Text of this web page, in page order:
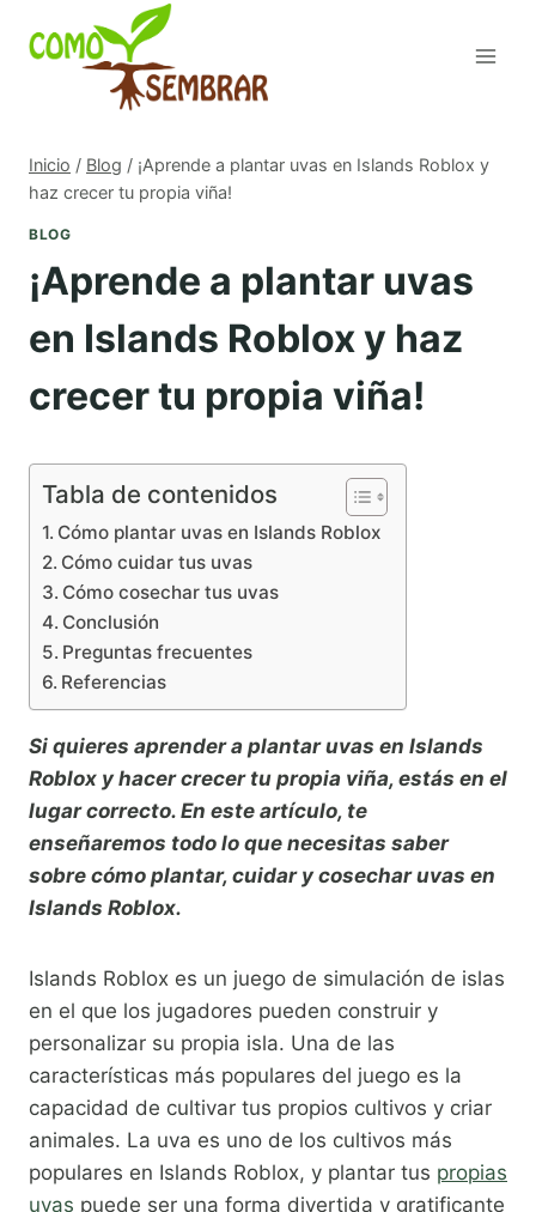
Inicio / Blog / ¡Aprende a plantar uvas en Islands Roblox y
haz crecer tu propia viña!
BLOG
¡Aprende a plantar uvas
en Islands Roblox y haz
crecer tu propia viña!
Tabla de contenidos
Cómo plantar uvas en Islands Roblox
Cómo cuidar tus uvas
Cómo cosechar tus uvas
Conclusión
Preguntas frecuentes
Referencias
Si quieres aprender a plantar uvas en Islands
Roblox y hacer crecer tu propia viña, estás en el
lugar correcto. En este artículo, te
enseñaremos todo lo que necesitas saber
sobre cómo plantar, cuidar y cosechar uvas en
Islands Roblox.
Islands Roblox es un juego de simulación de islas
en el que los jugadores pueden construir y
personalizar su propia isla. Una de las
características más populares del juego es la
capacidad de cultivar tus propios cultivos y criar
animales. La uva es uno de los cultivos más
populares en Islands Roblox, y plantar tus propias
uvas puede ser una forma divertida y gratificante